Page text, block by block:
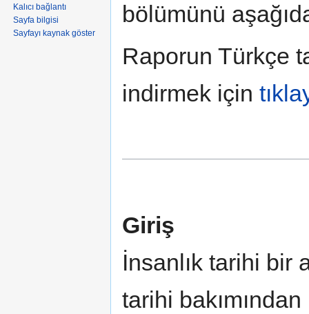
bölümünü
Raporun Türkçe
indirmek için
Giriş
İnsanlık tarihi bir
tarihi
Kalıcı bağlantı
Sayfa bilgisi
Sayfayı kaynak göster